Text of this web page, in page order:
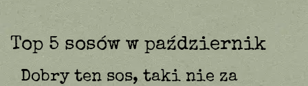
Top 5 sosów w październik
Dobry ten sos, taki nie za